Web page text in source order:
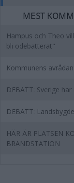
MEST
Hampus och Theo
bli odebatterat"
Kommunens
DEBATT: Sverige
DEBATT:
HÄR ÄR PLATSEN
BRANDSTATION